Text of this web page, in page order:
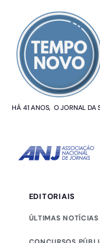
HÁ 41 ANOS, O JORNAL DA
EDITORIAIS
ÚLTIMAS NOTÍCIAS